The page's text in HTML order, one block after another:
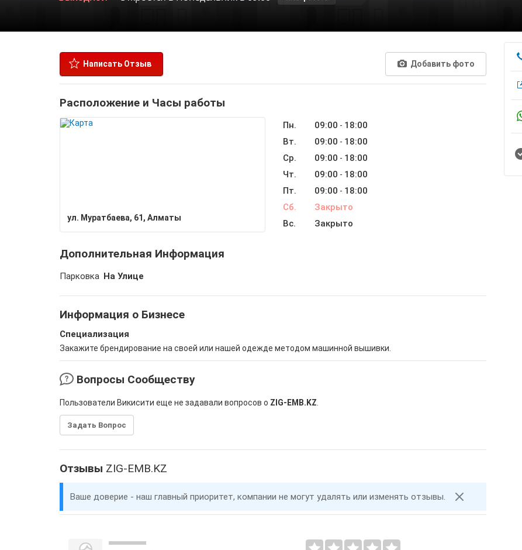
Написать Отзыв Добавить фото
Расположение и Часы работы
ул. Муратбаева, 61, Алматы
Пн. 09:00 - 18:00
Вт.
09:00 - 18:00
Ср.
09:00 - 18:00
Чт.
09:00 - 18:00
Пт.
09:00 - 18:00
Сб.
Закрыто
Вс.
Закрыто
Дополнительная Информация
Парковка На Улице
Информация о Бизнесе
Специализация
Закажите брендирование на своей или нашей одежде методом машинной вышивки.
Вопросы Сообществу
Пользователи Викисити еще не задавали вопросов о ZIG-EMB.KZ
Задать Вопрос
Отзывы ZIG-EMB.KZ
Ваше доверие - наш главный приоритет, компании не могут удалять или изменять отзывы.